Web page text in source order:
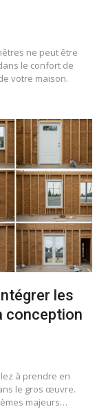
ne peut être
le confort de
votre maison.
les
conception
à prendre en
le gros œuvre.
majeurs…